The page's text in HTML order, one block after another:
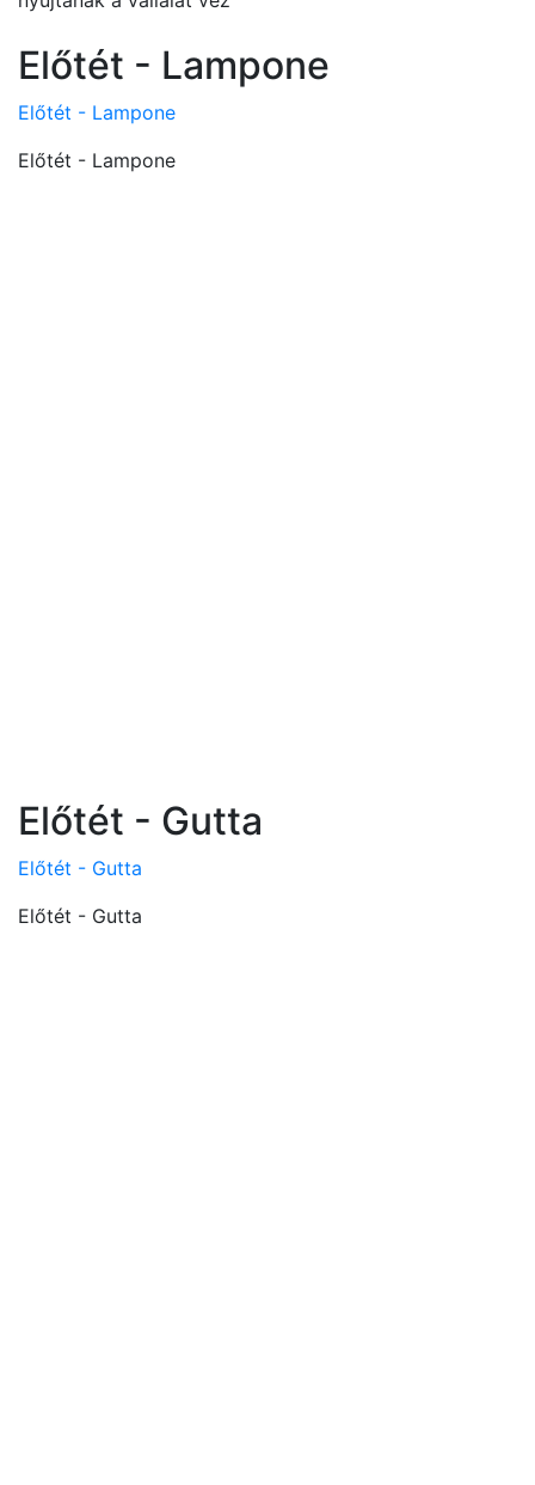
Előtét - Lampone
Előtét - Lampone
Előtét - Lampone
Előtét - Gutta
Előtét - Gutta
Előtét - Gutta